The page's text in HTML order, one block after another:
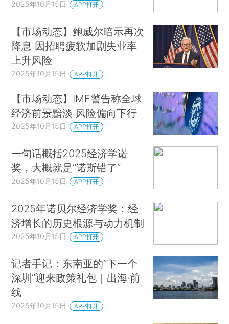
2025年10月15日 APP打开
【市场动态】鲍威尔暗示再次
降息 因招聘疲软加剧失业率
上升风险
2025年10月15日 APP打开
【市场动态】IMF警告称全球
经济前景黯淡 风险偏向下行
2025年10月15日 APP打开
一句话概括2025经济学诺
奖，大概就是“诺斯错了”
2025年10月15日 APP打开
2025年诺贝尔经济学奖：经
济增长的历史根源与动力机制
2025年10月15日 APP打开
记者手记：东南亚的“下一个
深圳”迎来政策礼包｜出海·前
线
2025年10月15日 APP打开